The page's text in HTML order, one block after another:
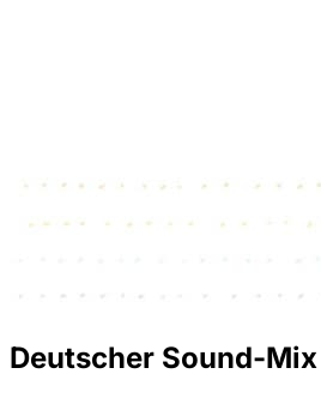
Deutscher Sound-Mix